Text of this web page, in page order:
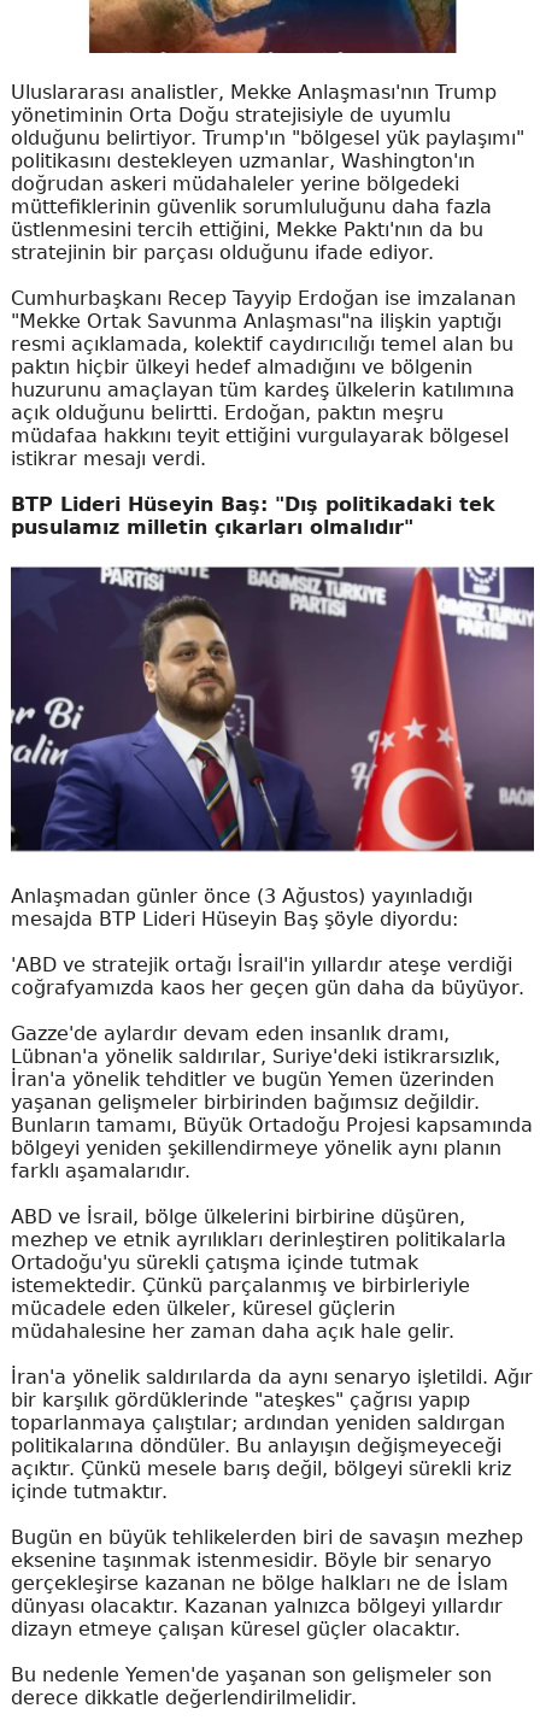
Uluslararası analistler, Mekke Anlaşması'nın Trump
yönetiminin Orta Doğu stratejisiyle de uyumlu
olduğunu belirtiyor. Trump'ın "bölgesel yük paylaşımı"
politikasını destekleyen uzmanlar, Washington'ın
doğrudan askeri müdahaleler yerine bölgedeki
müttefiklerinin güvenlik sorumluluğunu daha fazla
üstlenmesini tercih ettiğini, Mekke Paktı'nın da bu
stratejinin bir parçası olduğunu ifade ediyor.
Cumhurbaşkanı Recep Tayyip Erdoğan ise imzalanan
"Mekke Ortak Savunma Anlaşması"na ilişkin yaptığı
resmi açıklamada, kolektif caydırıcılığı temel alan bu
paktın hiçbir ülkeyi hedef almadığını ve bölgenin
huzurunu amaçlayan tüm kardeş ülkelerin katılımına
açık olduğunu belirtti. Erdoğan, paktın meşru
müdafaa hakkını teyit ettiğini vurgulayarak bölgesel
istikrar mesajı verdi.
BTP Lideri Hüseyin Baş: "Dış politikadaki tek
pusulamız milletin çıkarları olmalıdır"
Anlaşmadan günler önce (3 Ağustos) yayınladığı
mesajda BTP Lideri Hüseyin Baş şöyle diyordu:
'ABD ve stratejik ortağı İsrail'in yıllardır ateşe verdiği
coğrafyamızda kaos her geçen gün daha da büyüyor.
Gazze'de aylardır devam eden insanlık dramı,
Lübnan'a yönelik saldırılar, Suriye'deki istikrarsızlık,
İran'a yönelik tehditler ve bugün Yemen üzerinden
yaşanan gelişmeler birbirinden bağımsız değildir.
Bunların tamamı, Büyük Ortadoğu Projesi kapsamında
bölgeyi yeniden şekillendirmeye yönelik aynı planın
farklı aşamalarıdır.
ABD ve İsrail, bölge ülkelerini birbirine düşüren,
mezhep ve etnik ayrılıkları derinleştiren politikalarla
Ortadoğu'yu sürekli çatışma içinde tutmak
istemektedir. Çünkü parçalanmış ve birbirleriyle
mücadele eden ülkeler, küresel güçlerin
müdahalesine her zaman daha açık hale gelir.
İran'a yönelik saldırılarda da aynı senaryo işletildi. Ağır
bir karşılık gördüklerinde "ateşkes" çağrısı yapıp
toparlanmaya çalıştılar; ardından yeniden saldırgan
politikalarına döndüler. Bu anlayışın değişmeyeceği
açıktır. Çünkü mesele barış değil, bölgeyi sürekli kriz
içinde tutmaktır.
Bugün en büyük tehlikelerden biri de savaşın mezhep
eksenine taşınmak istenmesidir. Böyle bir senaryo
gerçekleşirse kazanan ne bölge halkları ne de İslam
dünyası olacaktır. Kazanan yalnızca bölgeyi yıllardır
dizayn etmeye çalışan küresel güçler olacaktır.
Bu nedenle Yemen'de yaşanan son gelişmeler son
derece dikkatle değerlendirilmelidir.